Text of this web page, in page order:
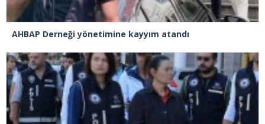
AHBAP Derneği yönetimine kayyım atandı